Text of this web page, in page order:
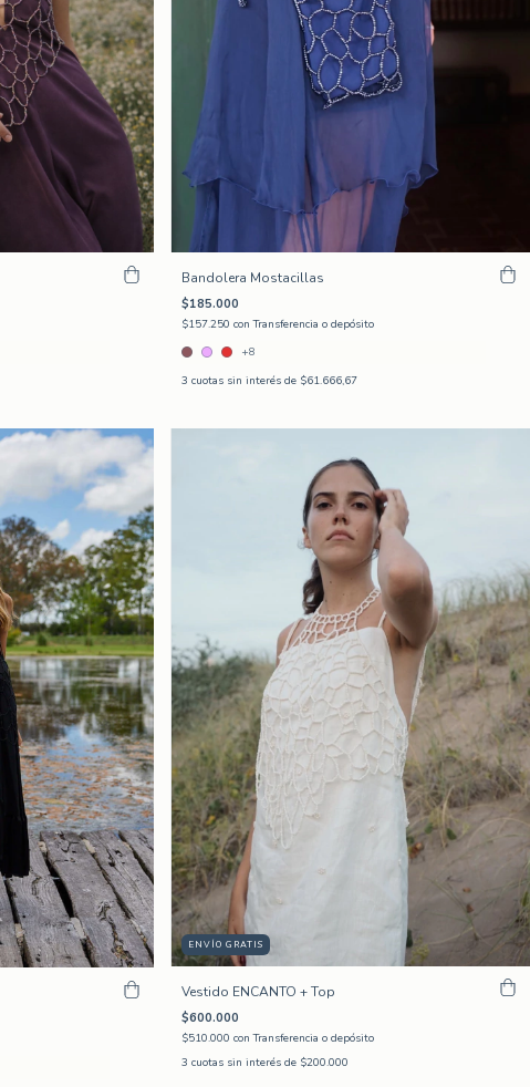
Bandolera Mostacillas
$185.000
$157.250con Transferencia o depósito
+8
3 cuotas sin interés de $61.666,67
ENVÍO GRATIS
Vestido ENCANTO + Top
$600.000
$510.000con Transferencia o depósito
3 cuotas sin interés de $200.000